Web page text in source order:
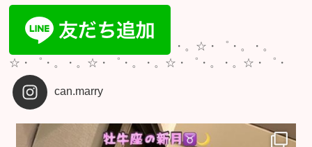
・。☆・゜・。・。
☆・゜・。・。☆・゜・。・。☆・゜・。・。☆・゜・
can.marry